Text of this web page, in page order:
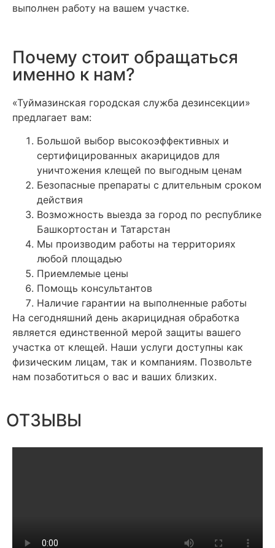
выполнен работу на вашем участке.
Почему стоит обращаться
именно к нам?
«Туймазинская городская служба дезинсекции»
предлагает вам:
Большой выбор высокоэффективных и
сертифицированных акарицидов для
уничтожения клещей по выгодным ценам
Безопасные препараты с длительным сроком
действия
Возможность выезда за город по республике
Башкортостан и Татарстан
Мы производим работы на территориях
любой площадью
Приемлемые цены
Помощь консультантов
Наличие гарантии на выполненные работы
На сегодняшний день акарицидная обработка
является единственной мерой защиты вашего
участка от клещей. Наши услуги доступны как
физическим лицам, так и компаниям. Позвольте
нам позаботиться о вас и ваших близких.
ОТЗЫВЫ